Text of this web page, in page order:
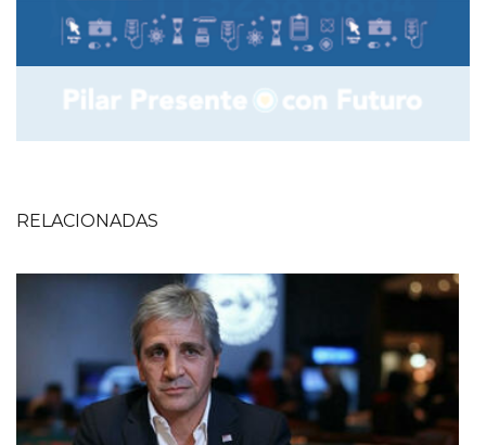
RELACIONADAS
Imagen